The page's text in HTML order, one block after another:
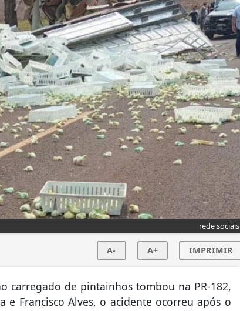
rede sociais
A- A+ IMPRIMIR
carregado de pintainhos tombou na PR-182,
e Francisco Alves, o acidente ocorreu após o